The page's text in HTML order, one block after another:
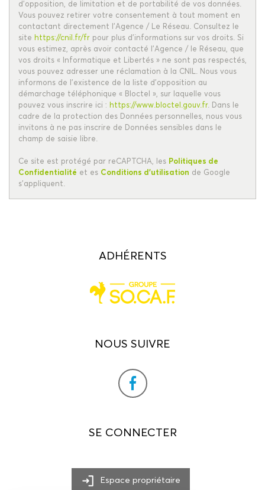
d’opposition, de limitation et de portabilité de vos données.
Vous pouvez retirer votre consentement à tout moment en
contactant directement l’Agence / Le Réseau. Consultez le
site https://cnil.fr/fr pour plus d’informations sur vos droits. Si
vous estimez, après avoir contacté l'Agence / le Réseau, que
vos droits « Informatique et Libertés » ne sont pas respectés,
vous pouvez adresser une réclamation à la CNIL. Nous vous
informons de l’existence de la liste d'opposition au
démarchage téléphonique « Bloctel », sur laquelle vous
pouvez vous inscrire ici : https://www.bloctel.gouv.fr. Dans le
cadre de la protection des Données personnelles, nous vous
invitons à ne pas inscrire de Données sensibles dans le
champ de saisie libre.
Ce site est protégé par reCAPTCHA, les Politiques de
Confidentialité et es Conditions d'utilisation de Google
s'appliquent.
NOUS SUIVRE
ADHÉRENTS
SE CONNECTER
Espace propriétaire